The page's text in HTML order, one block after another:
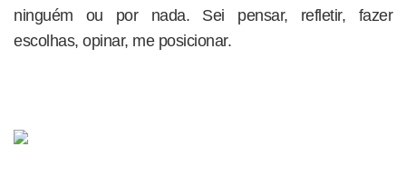
ninguém ou por nada. Sei pensar, refletir, fazer
escolhas, opinar, me posicionar.